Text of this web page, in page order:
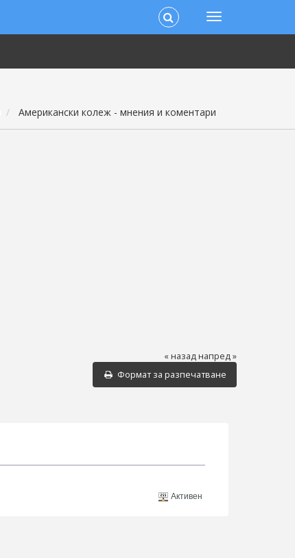
Американски колеж - мнения и коментари
« назаднапред »
Формат за разпечатване
Активен